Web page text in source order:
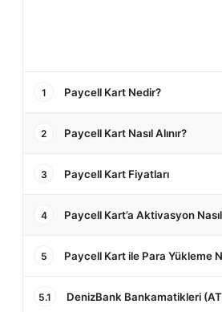
1 Paycell Kart Nedir?
2 Paycell Kart Nasıl Alınır?
3 Paycell Kart Fiyatları
4 Paycell Kart’a Aktivasyon Nasıl
5 Paycell Kart ile Para Yükleme
5.1
DenizBank Bankamatikleri